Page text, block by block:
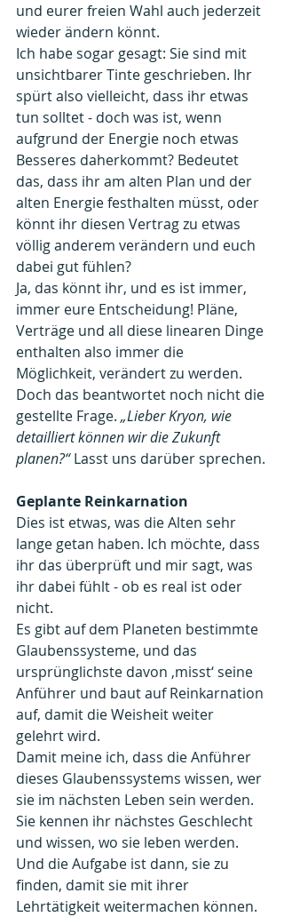
und eurer freien Wahl auch jederzeit
wieder ändern könnt.
Ich habe sogar gesagt: Sie sind mit
unsichtbarer Tinte geschrieben. Ihr
spürt also vielleicht, dass ihr etwas
tun solltet - doch was ist, wenn
aufgrund der Energie noch etwas
Besseres daherkommt? Bedeutet
das, dass ihr am alten Plan und der
alten Energie festhalten müsst, oder
könnt ihr diesen Vertrag zu etwas
völlig anderem verändern und euch
dabei gut fühlen?
Ja, das könnt ihr, und es ist immer,
immer eure Entscheidung! Pläne,
Verträge und all diese linearen Dinge
enthalten also immer die
Möglichkeit, verändert zu werden.
Doch das beantwortet noch nicht die
gestellte Frage. „Lieber Kryon, wie
detailliert können wir die Zukunft
planen?“ Lasst uns darüber sprechen.
Geplante Reinkarnation
Dies ist etwas, was die Alten sehr
lange getan haben. Ich möchte, dass
ihr das überprüft und mir sagt, was
ihr dabei fühlt - ob es real ist oder
nicht.
Es gibt auf dem Planeten bestimmte
Glaubenssysteme, und das
ursprünglichste davon ‚misst‘ seine
Anführer und baut auf Reinkarnation
auf, damit die Weisheit weiter
gelehrt wird.
Damit meine ich, dass die Anführer
dieses Glaubenssystems wissen, wer
sie im nächsten Leben sein werden.
Sie kennen ihr nächstes Geschlecht
und wissen, wo sie leben werden.
Und die Aufgabe ist dann, sie zu
finden, damit sie mit ihrer
Lehrtätigkeit weitermachen können.